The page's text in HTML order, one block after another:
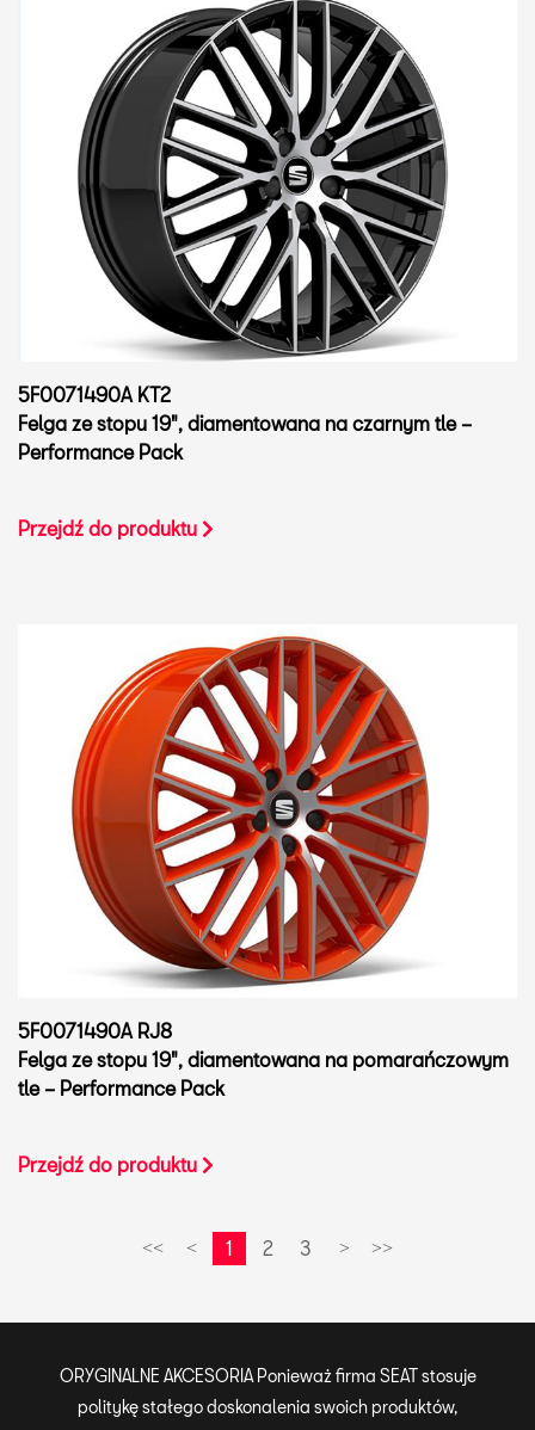
5F0071490A KT2
Felga ze stopu 19", diamentowana na czarnym tle –
Performance Pack
Przejdź do produktu
5F0071490A RJ8
Felga ze stopu 19", diamentowana na pomarańczowym
tle – Performance Pack
Przejdź do produktu
<< < 1 2 3 > >>
ORYGINALNE AKCESORIA Ponieważ firma SEAT stosuje
politykę stałego doskonalenia swoich produktów,